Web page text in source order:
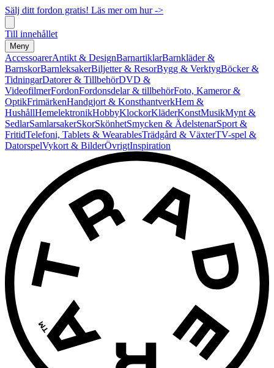
Sälj ditt fordon gratis! Läs mer om hur ->
Till innehållet
Meny
AccessoarerAntikt & DesignBarnartiklarBarnkläder &
BarnskorBarnleksakerBiljetter & ResorBygg & VerktygBöcker &
TidningarDatorer & TillbehörDVD &
VideofilmerFordonFordonsdelar & tillbehörFoto, Kameror &
OptikFrimärkenHandgjort & KonsthantverkHem &
HushållHemelektronikHobbyKlockorKläderKonstMusikMynt &
SedlarSamlarsakerSkorSkönhetSmycken & ÄdelstenarSport &
FritidTelefoni, Tablets & WearablesTrädgård & VäxterTV-spel &
DatorspelVykort & BilderÖvrigtInspiration